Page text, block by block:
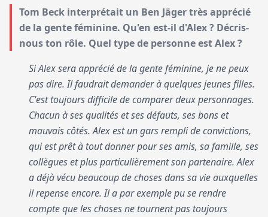
Tom Beck interprétait un Ben Jäger très apprécié
de la gente féminine. Qu'en est-il d'Alex ? Décris-
nous ton rôle. Quel type de personne est Alex ?
Si Alex sera apprécié de la gente féminine, je ne peux
pas dire. Il faudrait demander à quelques jeunes filles.
C'est toujours difficile de comparer deux personnages.
Chacun à ses qualités et ses défauts, ses bons et
mauvais côtés. Alex est un gars rempli de convictions,
qui est prêt à tout donner pour ses amis, sa famille, ses
collègues et plus particulièrement son partenaire. Alex
a déjà vécu beaucoup de choses dans sa vie auxquelles
il repense encore. Il a par exemple pu se rendre
compte que les choses ne tournent pas toujours